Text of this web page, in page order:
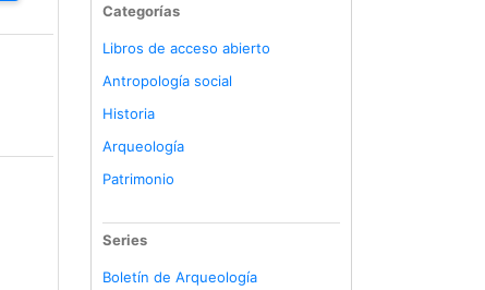
Categorías
Libros de acceso abierto
Antropología social
Historia
Arqueología
Patrimonio
Series
Boletín de Arqueología